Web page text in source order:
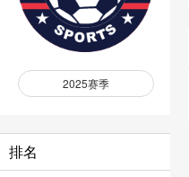
2025赛季
排名